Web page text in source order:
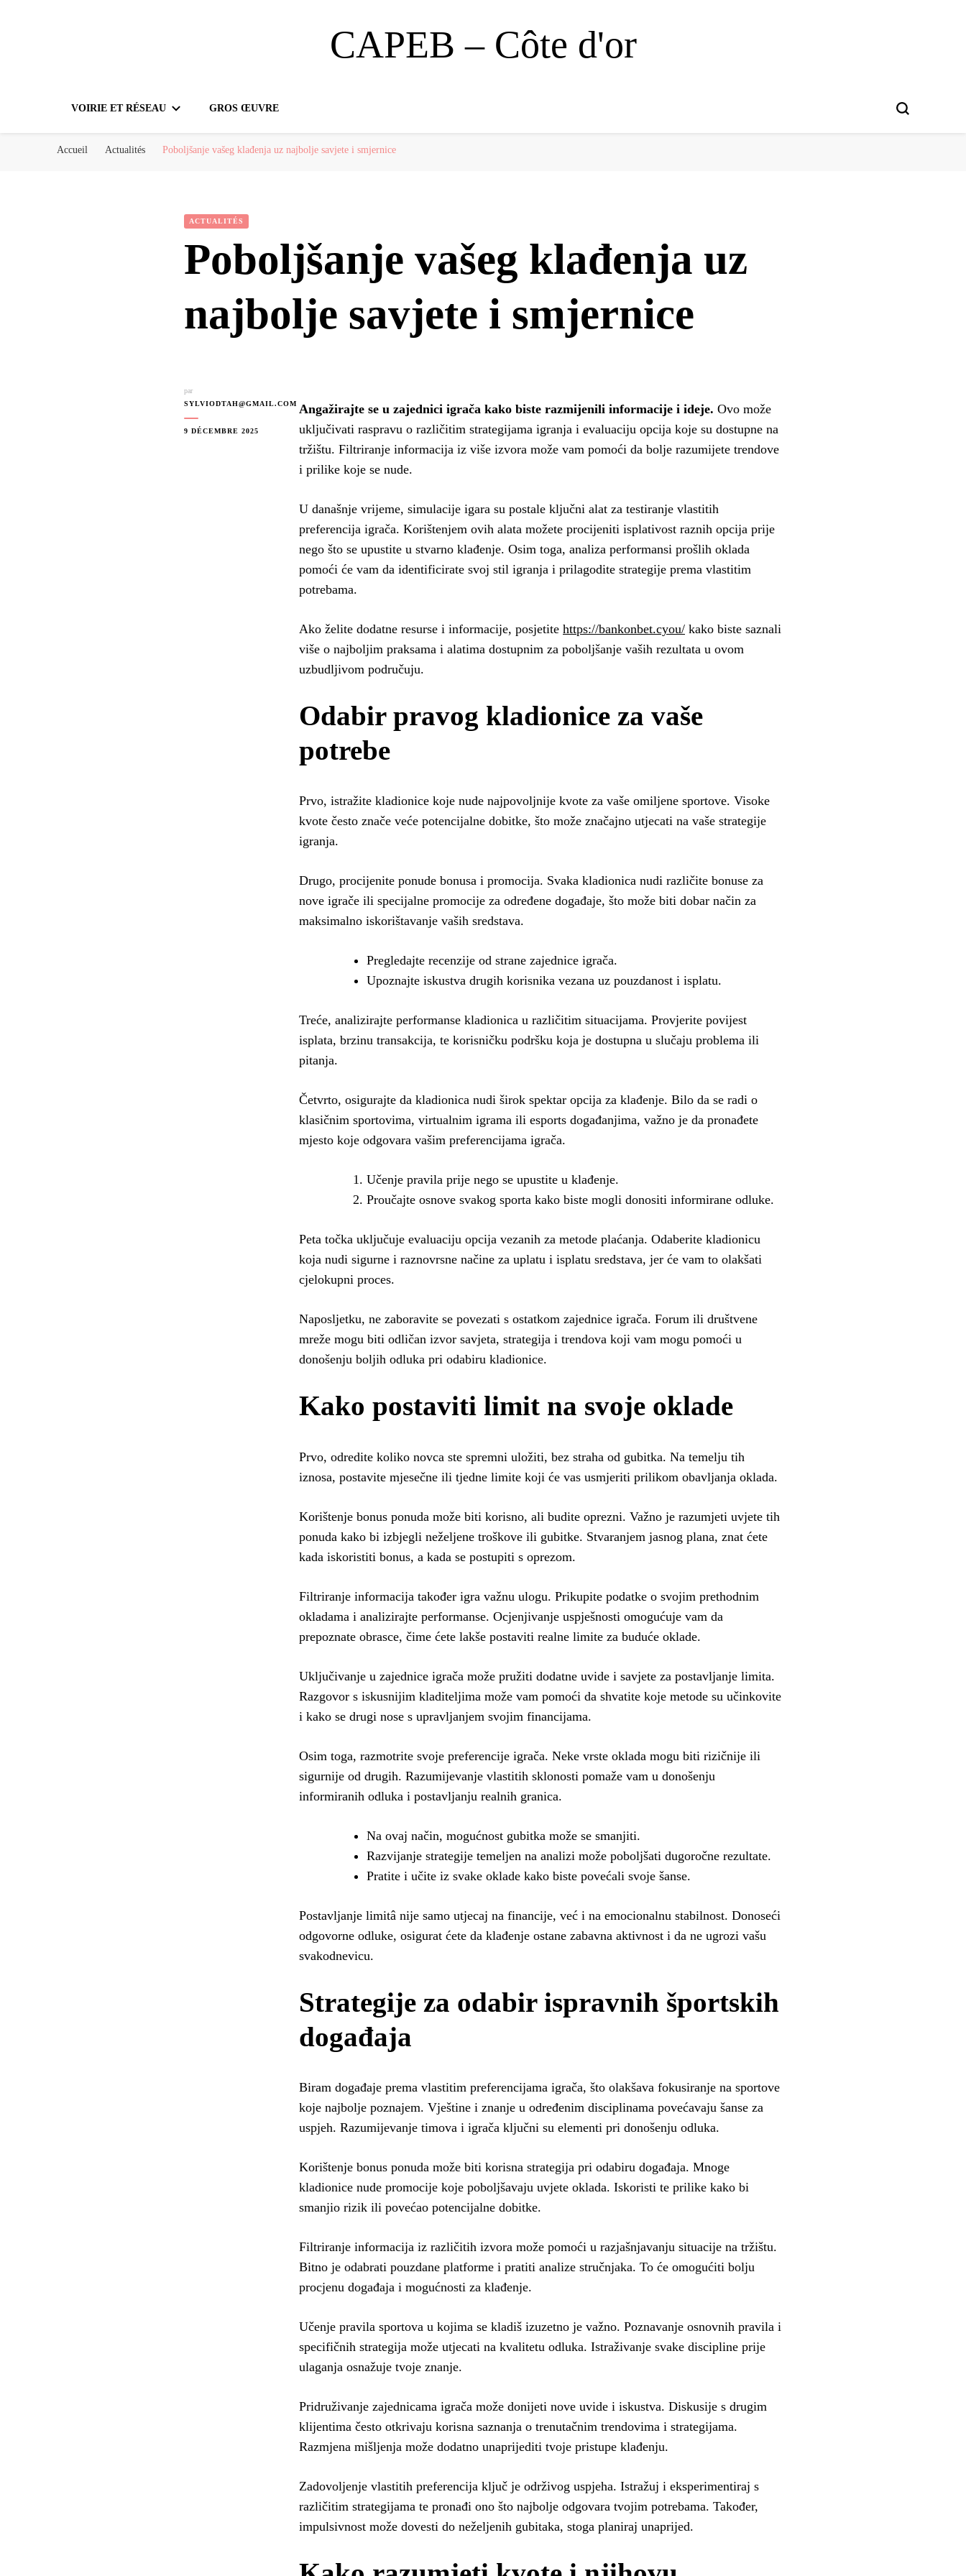
CAPEB – Côte d'or
VOIRIE ET RÉSEAU GROS ŒUVRE
Accueil Actualités Poboljšanje vašeg klađenja uz najbolje savjete i smjernice
ACTUALITÉS
Poboljšanje vašeg klađenja uz
najbolje savjete i smjernice
par
SYLVIODTAH@GMAIL.COM
9 DÉCEMBRE 2025
Angažirajte se u zajednici igrača kako biste razmijenili informacije i ideje. Ovo može
uključivati raspravu o različitim strategijama igranja i evaluaciju opcija koje su dostupne na
tržištu. Filtriranje informacija iz više izvora može vam pomoći da bolje razumijete trendove
i prilike koje se nude.
U današnje vrijeme, simulacije igara su postale ključni alat za testiranje vlastitih
preferencija igrača. Korištenjem ovih alata možete procijeniti isplativost raznih opcija prije
nego što se upustite u stvarno klađenje. Osim toga, analiza performansi prošlih oklada
pomoći će vam da identificirate svoj stil igranja i prilagodite strategije prema vlastitim
potrebama.
Ako želite dodatne resurse i informacije, posjetite https://bankonbet.cyou/ kako biste saznali
više o najboljim praksama i alatima dostupnim za poboljšanje vaših rezultata u ovom
uzbudljivom područuju.
Odabir pravog kladionice za vaše
potrebe
Prvo, istražite kladionice koje nude najpovoljnije kvote za vaše omiljene sportove. Visoke
kvote često znače veće potencijalne dobitke, što može značajno utjecati na vaše strategije
igranja.
Drugo, procijenite ponude bonusa i promocija. Svaka kladionica nudi različite bonuse za
nove igrače ili specijalne promocije za određene događaje, što može biti dobar način za
maksimalno iskorištavanje vaših sredstava.
Pregledajte recenzije od strane zajednice igrača.
Upoznajte iskustva drugih korisnika vezana uz pouzdanost i isplatu.
Treće, analizirajte performanse kladionica u različitim situacijama. Provjerite povijest
isplata, brzinu transakcija, te korisničku podršku koja je dostupna u slučaju problema ili
pitanja.
Četvrto, osigurajte da kladionica nudi širok spektar opcija za klađenje. Bilo da se radi o
klasičnim sportovima, virtualnim igrama ili esports događanjima, važno je da pronađete
mjesto koje odgovara vašim preferencijama igrača.
Učenje pravila prije nego se upustite u klađenje.
Proučajte osnove svakog sporta kako biste mogli donositi informirane odluke.
Peta točka uključuje evaluaciju opcija vezanih za metode plaćanja. Odaberite kladionicu
koja nudi sigurne i raznovrsne načine za uplatu i isplatu sredstava, jer će vam to olakšati
cjelokupni proces.
Naposljetku, ne zaboravite se povezati s ostatkom zajednice igrača. Forum ili društvene
mreže mogu biti odličan izvor savjeta, strategija i trendova koji vam mogu pomoći u
donošenju boljih odluka pri odabiru kladionice.
Kako postaviti limit na svoje oklade
Prvo, odredite koliko novca ste spremni uložiti, bez straha od gubitka. Na temelju tih
iznosa, postavite mjesečne ili tjedne limite koji će vas usmjeriti prilikom obavljanja oklada.
Korištenje bonus ponuda može biti korisno, ali budite oprezni. Važno je razumjeti uvjete tih
ponuda kako bi izbjegli neželjene troškove ili gubitke. Stvaranjem jasnog plana, znat ćete
kada iskoristiti bonus, a kada se postupiti s oprezom.
Filtriranje informacija također igra važnu ulogu. Prikupite podatke o svojim prethodnim
okladama i analizirajte performanse. Ocjenjivanje uspješnosti omogućuje vam da
prepoznate obrasce, čime ćete lakše postaviti realne limite za buduće oklade.
Uključivanje u zajednice igrača može pružiti dodatne uvide i savjete za postavljanje limita.
Razgovor s iskusnijim kladiteljima može vam pomoći da shvatite koje metode su učinkovite
i kako se drugi nose s upravljanjem svojim financijama.
Osim toga, razmotrite svoje preferencije igrača. Neke vrste oklada mogu biti rizičnije ili
sigurnije od drugih. Razumijevanje vlastitih sklonosti pomaže vam u donošenju
informiranih odluka i postavljanju realnih granica.
Na ovaj način, mogućnost gubitka može se smanjiti.
Razvijanje strategije temeljen na analizi može poboljšati dugoročne rezultate.
Pratite i učite iz svake oklade kako biste povećali svoje šanse.
Postavljanje limitâ nije samo utjecaj na financije, već i na emocionalnu stabilnost. Donoseći
odgovorne odluke, osigurat ćete da klađenje ostane zabavna aktivnost i da ne ugrozi vašu
svakodnevicu.
Strategije za odabir ispravnih športskih
događaja
Biram događaje prema vlastitim preferencijama igrača, što olakšava fokusiranje na sportove
koje najbolje poznajem. Vještine i znanje u određenim disciplinama povećavaju šanse za
uspjeh. Razumijevanje timova i igrača ključni su elementi pri donošenju odluka.
Korištenje bonus ponuda može biti korisna strategija pri odabiru događaja. Mnoge
kladionice nude promocije koje poboljšavaju uvjete oklada. Iskoristi te prilike kako bi
smanjio rizik ili povećao potencijalne dobitke.
Filtriranje informacija iz različitih izvora može pomoći u razjašnjavanju situacije na tržištu.
Bitno je odabrati pouzdane platforme i pratiti analize stručnjaka. To će omogućiti bolju
procjenu događaja i mogućnosti za klađenje.
Učenje pravila sportova u kojima se kladiš izuzetno je važno. Poznavanje osnovnih pravila i
specifičnih strategija može utjecati na kvalitetu odluka. Istraživanje svake discipline prije
ulaganja osnažuje tvoje znanje.
Pridruživanje zajednicama igrača može donijeti nove uvide i iskustva. Diskusije s drugim
klijentima često otkrivaju korisna saznanja o trenutačnim trendovima i strategijama.
Razmjena mišljenja može dodatno unaprijediti tvoje pristupe klađenju.
Zadovoljenje vlastitih preferencija ključ je održivog uspjeha. Istražuj i eksperimentiraj s
različitim strategijama te pronađi ono što najbolje odgovara tvojim potrebama. Također,
impulsivnost može dovesti do neželjenih gubitaka, stoga planiraj unaprijed.